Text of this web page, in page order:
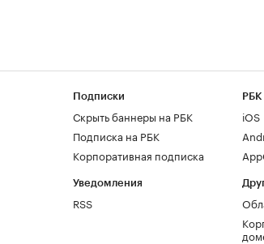
Подписки
Скрыть баннеры на РБК
Подписка на РБК
Корпоративная подписка
Уведомления
RSS
РБК
iOS